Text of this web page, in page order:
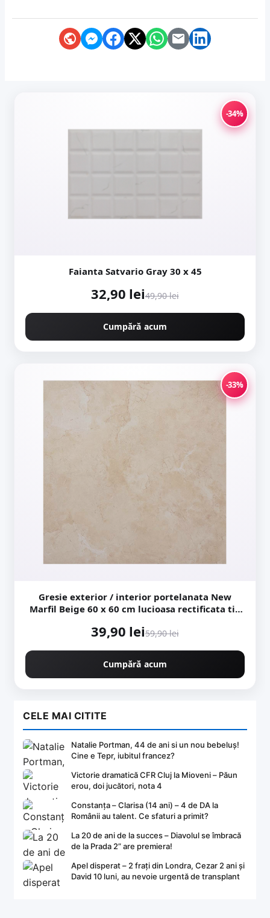
-34%
Faianta Satvario Gray 30 x 45
32,90 lei49,90 lei
Cumpără acum
-33%
Gresie exterior / interior portelanata New
Marfil Beige 60 x 60 cm lucioasa rectificata tip
39,90 lei59,90 lei
Cumpără acum
CELE MAI CITITE
Natalie Portman, 44 de ani si un nou bebeluș!
Cine e Tepr, iubitul francez?
Victorie dramatică CFR Cluj la Mioveni – Păun
erou, doi jucători, nota 4
Constanța – Clarisa (14 ani) – 4 de DA la
Românii au talent. Ce sfaturi a primit?
La 20 de ani de la succes – Diavolul se îmbracă
de la Prada 2” are premiera!
Apel disperat – 2 frați din Londra, Cezar 2 ani și
David 10 luni, au nevoie urgentă de transplant